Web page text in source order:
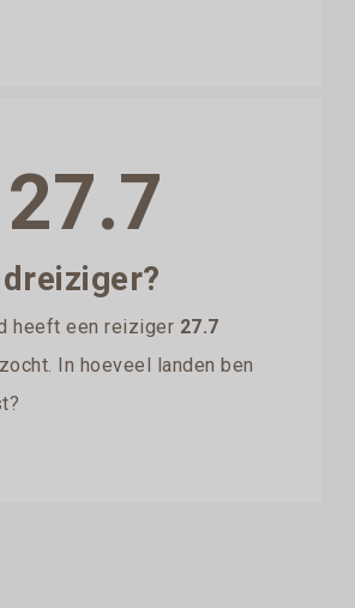
27.7
heeft een reiziger 27.7
In hoeveel landen ben